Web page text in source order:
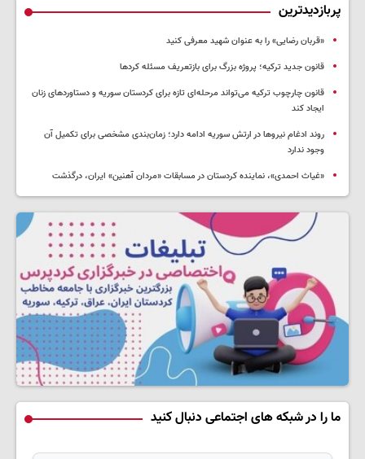
پربازدیدترین
«قربان رضایی» را به عنوان شهید معرفی کنید
قانون جدید ترکیه؛ پروژه بزرگ‌ برای بازتعریف مسئله کردها
قانون چارچوب ترکیه می‌تواند مرحله‌ای تازه برای کردستان سوریه و دستاوردهای زنان
ایجاد کند
روند ادغام نیروها در ارتش سوریه ادامه دارد؛ زمان‌بندی مشخصی برای تکمیل آن
وجود ندارد
«غیاث احمدی»، نماینده کردستان در مسابقات «مردان آهنین» ایران، درگذشت
ما را در شبکه های اجتماعی دنبال کنید